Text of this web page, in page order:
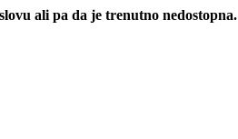
ali pa da je trenutno nedostopna.